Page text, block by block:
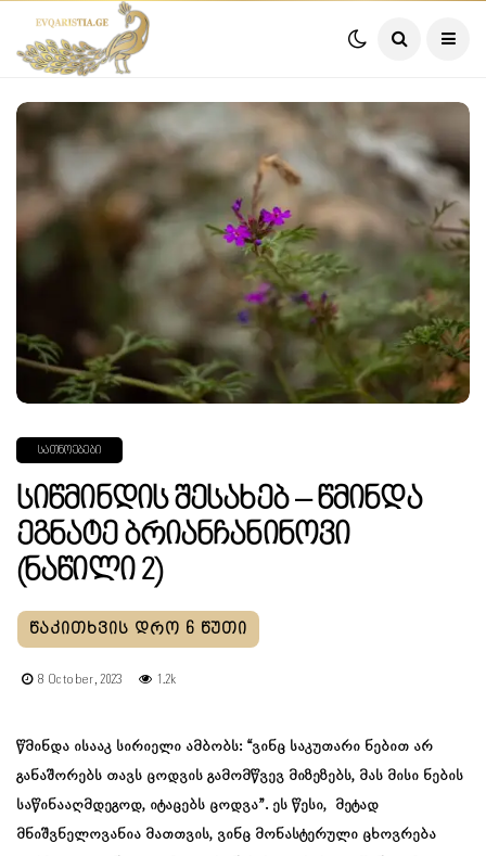
ᲡᲐᲗᲜᲝᲔᲑᲔᲑᲘ
Სიწმინდის Შესახებ – Წმინდა
Ეგნატე Ბრიანჩანინოვი
(ნაწილი 2)
8 October, 2023 1.2k
წმინდა ისააკ სირიელი ამბობს: “ვინც საკუთარი ნებით არ
განაშორებს თავს ცოდვის გამომწვევ მიზეზებს, მას მისი ნების
საწინააღმდეგოდ, იტაცებს ცოდვა”. ეს წესი, მეტად
მნიშვნელოვანია მათთვის, ვინც მონასტერული ცხოვრება